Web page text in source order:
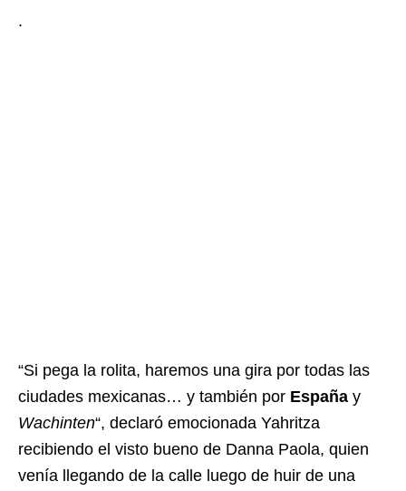
.
“Si pega la rolita, haremos una gira por todas las
ciudades mexicanas… y también por España y
Wachinten“, declaró emocionada Yahritza
recibiendo el visto bueno de Danna Paola, quien
venía llegando de la calle luego de huir de una